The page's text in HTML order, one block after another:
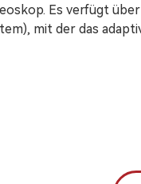
Es verfügt
mit der das